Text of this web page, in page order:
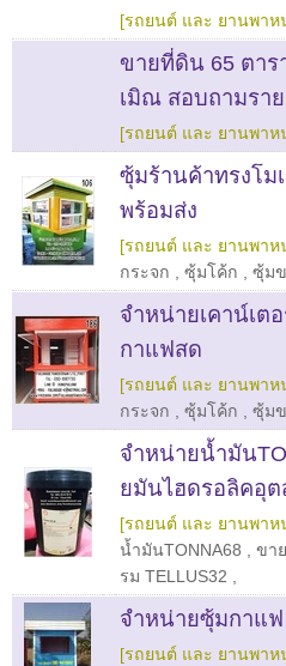
[รถยนต์ และ ยานพาห
ขายที่ดิน 65 ตาร
เมิณ สอบถามรา
[รถยนต์ และ ยานพาห
ซุ้มร้านค้าทรงโม
พร้อมส่ง
[รถยนต์ และ ยานพาห
กระจก
ซุ้มโค้ก ซุ้ม
จำหน่ายเคาน์เ
กาแฟสด
[รถยนต์ และ ยานพาห
กระจก
ซุ้มโค้ก ซุ้ม
จำหน่ายน้ำมัน
ยมันไฮดรอลิคอุ
[รถยนต์ และ ยานพาห
น้ำมันTONNA68
ขา
รม TELLUS32
จำหน่ายซุ้มกาแฟ
[รถยนต์ และ ยานพาห